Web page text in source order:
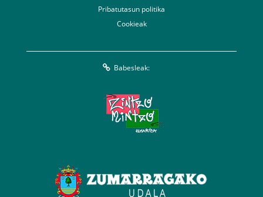
Pribatutasun politika
Cookieak
Babesleak: